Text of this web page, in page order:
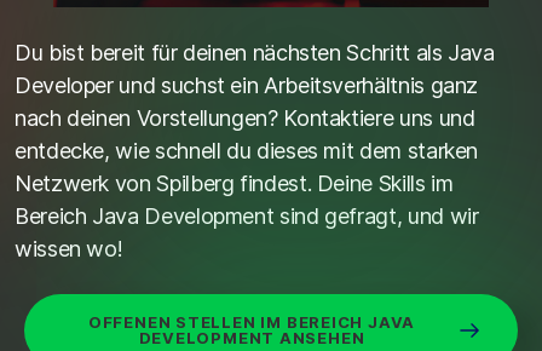
Du bist bereit für deinen nächsten Schritt als Java
Developer und suchst ein Arbeitsverhältnis ganz
nach deinen Vorstellungen? Kontaktiere uns und
entdecke, wie schnell du dieses mit dem starken
Netzwerk von Spilberg findest. Deine Skills im
Bereich Java Development sind gefragt, und wir
wissen wo!
OFFENEN STELLEN IM BEREICH JAVA
DEVELOPMENT ANSEHEN